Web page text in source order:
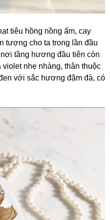
tiêu hồng nồng ấm, cay
tượng cho ta trong lần đầu
tầng hương đầu tiên còn
nhẹ nhàng, thân thuộc
với sắc hương đậm đà, có